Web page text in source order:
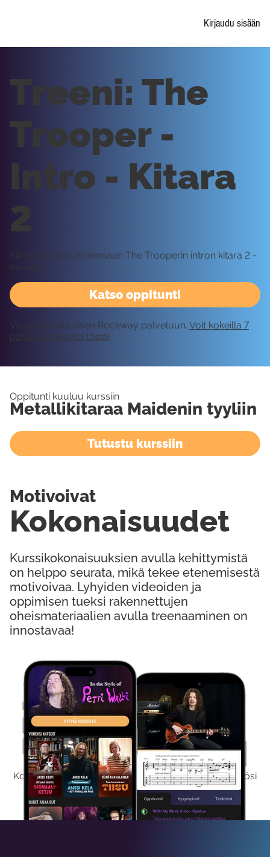
Kirjaudu sisään
Kokeile Ilmaiseksi
Kokeilemalla ilmaiseksi saat koko sisältömme käyttöösi
viikon ajaksi.
Katso oppitunti
Treeni: The
Trooper -
Intro - Kitara
2
Siirrytään harjoittelemaan The Trooperin intron kitara 2 -
osuutta.
Vaatii kirjautumisen Rockway palveluun. Voit kokeilla 7
päivää ilmaiseksi tästä!
Oppitunti kuuluu kurssiin
Metallikitaraa Maidenin tyyliin
Tutustu kurssiin
Kurssikokonaisuuksien avulla kehittymistä
on helppo seurata, mikä tekee etenemisestä
motivoivaa. Lyhyiden videoiden ja
oppimisen tueksi rakennettujen
oheismateriaalien avulla treenaaminen on
innostavaa!
Kokonaisuudet
Motivoivat